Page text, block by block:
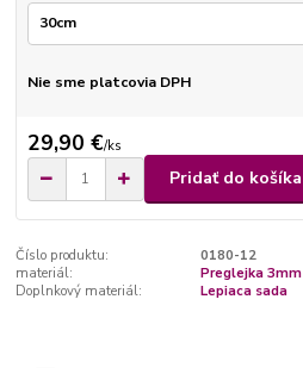
Nie sme platcovia DPH
29,90 €/ks
Pridať do košíka
Číslo produktu:
0180-12
materiál:
Preglejka 3mm
Doplnkový materiál:
Lepiaca sada